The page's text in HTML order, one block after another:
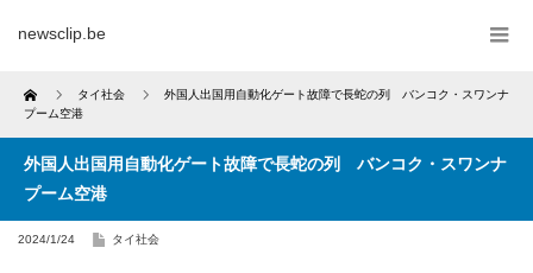
newsclip.be
Home タイ社会
外国人出国用自動化ゲート故障で長蛇の列 バンコク・スワンナ
プーム空港
外国人出国用自動化ゲート故障で長蛇の列 バンコク・スワンナ
プーム空港
2024/1/24 タイ社会